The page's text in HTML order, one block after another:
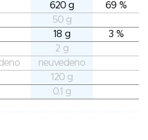
620 g
69 %
50 g
18 g
3 %
2 g
neuvedeno
120 g
0.1 g